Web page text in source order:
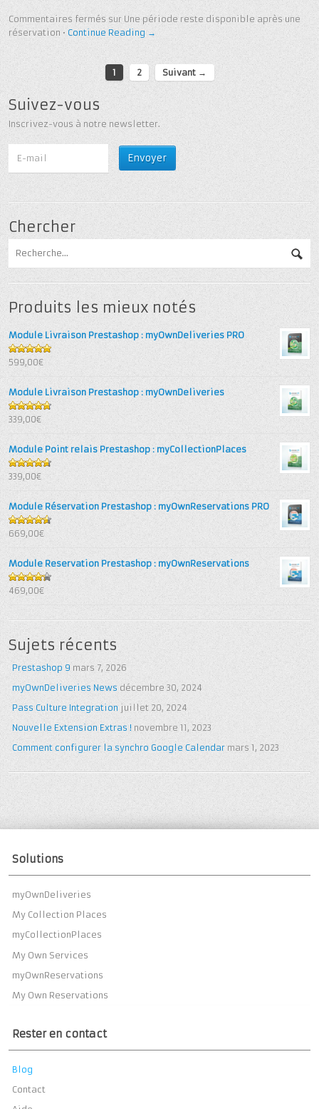
Commentaires ferméssur Une période reste disponible après une
réservation • Continue Reading →
1 2 Suivant →
Suivez-vous
Inscrivez-vous à notre newsletter.
Chercher
Produits les mieux notés
Module Livraison Prestashop : myOwnDeliveries PRO
5out of 5
599,00€
Module Livraison Prestashop : myOwnDeliveries
4.71out
of 5
339,00€
Module Point relais Prestashop : myCollectionPlaces
4.67out
of 5
339,00€
Module Réservation Prestashop : myOwnReservations PRO
4.6out
of 5
669,00€
Module Reservation Prestashop : myOwnReservations
4.25out
of 5
469,00€
Sujets récents
Prestashop 9 mars 7, 2026
myOwnDeliveries News décembre 30, 2024
Pass Culture Integration juillet 20, 2024
Nouvelle Extension Extras ! novembre 11, 2023
Comment configurer la synchro Google Calendar mars 1, 2023
Solutions
myOwnDeliveries
My Collection Places
myCollectionPlaces
My Own Services
myOwnReservations
My Own Reservations
Rester en contact
Blog
Contact